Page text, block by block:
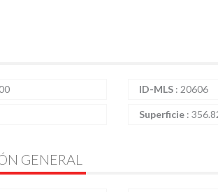
ID-MLS : 20606
Superficie :
GENERAL